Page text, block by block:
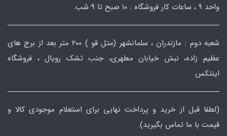
واحد ۹ ، ساعات کار فروشگاه : ۱۰ صبح تا ۹ شب.
شعبه دوم : مازندران ، سلمانشهر (متل قو ) ۲۰۰ متر بعد از برج های
عظیم زاده، نبش خیابان مطهری، جنب تشک رویال ، فروشگاه
اینتکس
(لطفا قبل از خرید و پرداخت نهایی برای استعلام موجودی کالا و
قیمت با ما تماس بگیرید).